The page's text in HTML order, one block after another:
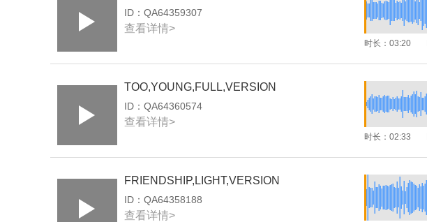
ID： QA64359307
查看详情>
时长： 03:20
TOO,YOUNG,FULL,VERSION
ID： QA64360574
查看详情>
时长： 02:33
FRIENDSHIP,LIGHT,VERSION
ID： QA64358188
查看详情>